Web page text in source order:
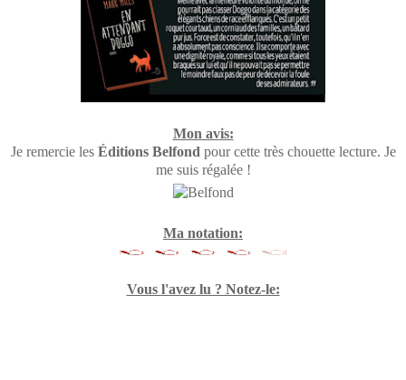
Mon avis:
Je remercie les Éditions Belfond pour cette très chouette lecture. Je
me suis régalée !
Ma notation:
Vous l'avez lu ? Notez-le: